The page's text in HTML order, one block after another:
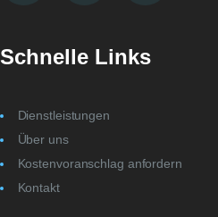
Schnelle Links
Dienstleistungen
Über uns
Kostenvoranschlag anfordern
Kontakt